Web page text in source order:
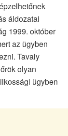
áldozatai
1999. október
az ügyben
Tavaly
olyan
ügyben